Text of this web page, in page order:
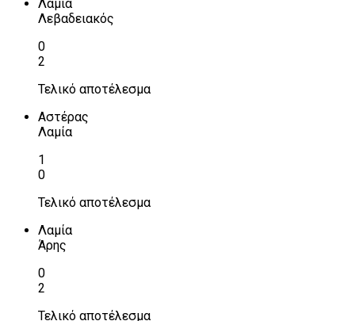
Λαμία
Λεβαδειακός
0
2
Τελικό αποτέλεσμα
Αστέρας
Λαμία
1
0
Τελικό αποτέλεσμα
Λαμία
Άρης
0
2
Τελικό αποτέλεσμα